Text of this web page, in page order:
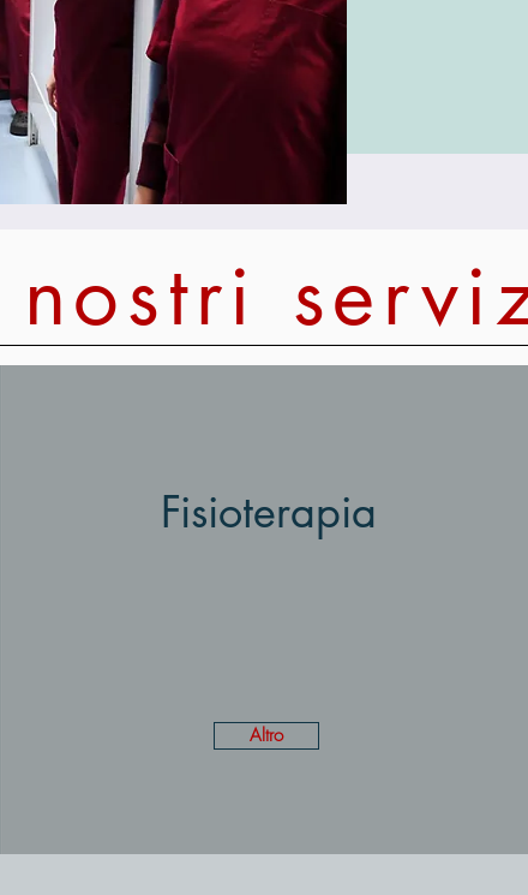
nostri
Fisioterapia
Altro